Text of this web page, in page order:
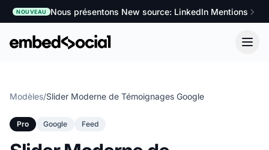
NOUVEAU Nous présentons New source: LinkedIn Mentions
Modèles/Slider Moderne de Témoignages Google
Pro Google Feed